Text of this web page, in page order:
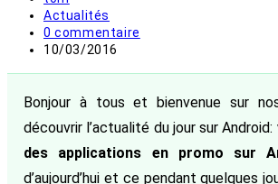
de
la
publication :
Post
category:
Actualités
Commentaires
de
0 commentaire
Publication
10/03/2016
Bonjour à tous et bienvenue sur
découvrir l’actualité du jour sur Android:
des applications en promo sur
d’aujourd’hui et ce pendant quelques